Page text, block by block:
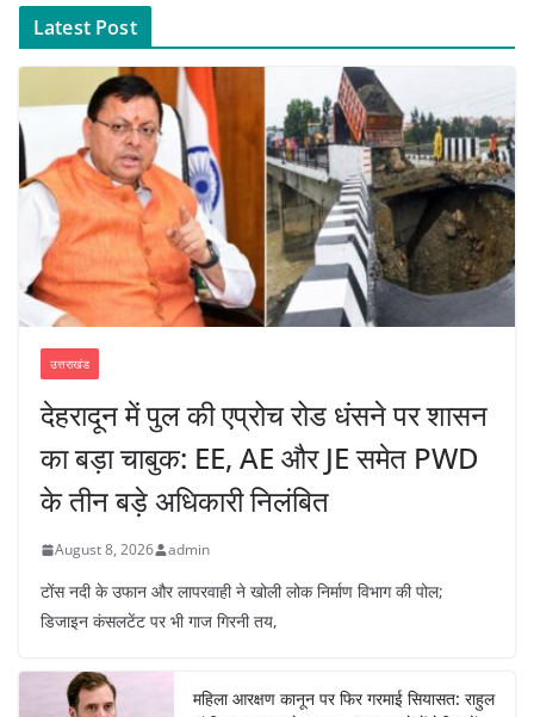
Latest Post
उत्तराखंड
देहरादून में पुल की एप्रोच रोड धंसने पर शासन
का बड़ा चाबुक: EE, AE और JE समेत PWD
के तीन बड़े अधिकारी निलंबित
August 8, 2026 admin
टोंस नदी के उफान और लापरवाही ने खोली लोक निर्माण विभाग की पोल;
डिजाइन कंसलटेंट पर भी गाज गिरनी तय,
महिला आरक्षण कानून पर फिर गरमाई सियासत: राहुल